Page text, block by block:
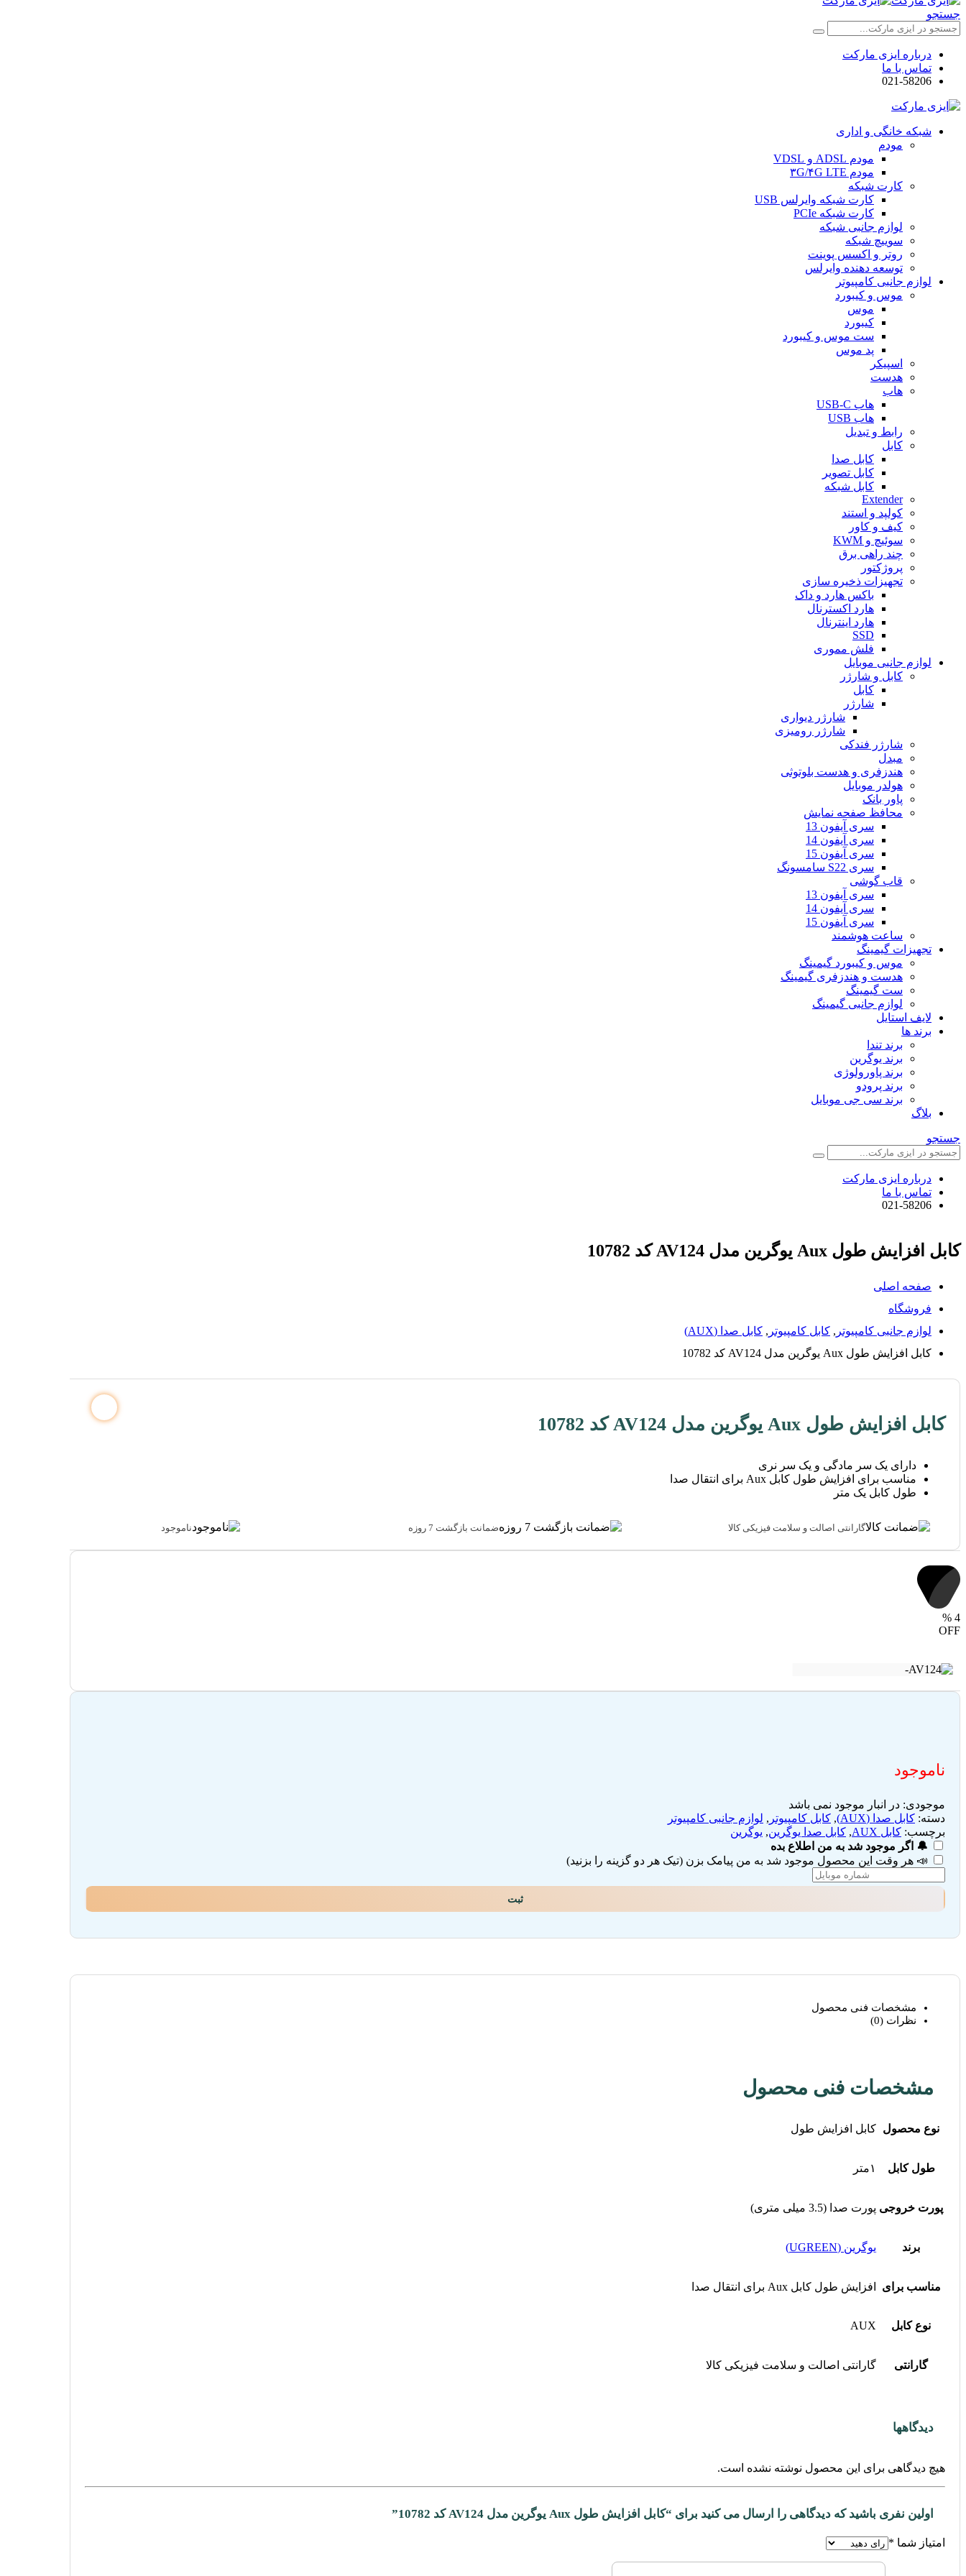
جستجو
درباره ایزی مارکت
تماس با ما
021-58206
شبکه خانگی و اداری
مودم
مودم ADSL و VDSL
مودم ۳G/۴G LTE
کارت شبکه
کارت شبکه وایرلس USB
کارت شبکه PCIe
لوازم جانبی شبکه
سوییچ شبکه
روتر و اکسس پوینت
توسعه دهنده وایرلس
لوازم جانبی کامپیوتر
موس و کیبورد
موس
کیبورد
ست موس و کیبورد
پد موس
اسپیکر
هدست
هاب
هاب USB-C
هاب USB
رابط و تبدیل
کابل
کابل صدا
کابل تصویر
کابل شبکه
Extender
کولپد و استند
کیف و کاور
سوئیچ و KWM
چند راهی برق
پروژکتور
تجهیزات ذخیره سازی
باکس هارد و داک
هارد اکسترنال
هارد اینترنال
SSD
فلش مموری
لوازم جانبی موبایل
کابل و شارژر
کابل
شارژر
شارژر دیواری
شارژر رومیزی
شارژر فندکی
مبدل
هندزفری و هدست بلوتوثی
هولدر موبایل
پاور بانک
محافظ صفحه نمایش
سری آیفون 13
سری آیفون 14
سری آیفون 15
سری S22 سامسونگ
قاب گوشی
سری آیفون 13
سری آیفون 14
سری آیفون 15
ساعت هوشمند
تجهیزات گیمینگ
موس و کیبورد گیمینگ
هدست و هندزفری گیمینگ
ست گیمینگ
لوازم جانبی گیمینگ
لایف استایل
برند ها
برند تندا
برند یوگرین
برند پاورولوژی
برند پرودو
برند سی جی موبایل
بلاگ
جستجو
درباره ایزی مارکت
تماس با ما
021-58206
کابل افزایش طول Aux یوگرین مدل AV124 کد 10782
صفحه اصلی
فروشگاه
لوازم جانبی کامپیوتر , کابل کامپیوتر , کابل صدا (AUX)
کابل افزایش طول Aux یوگرین مدل AV124 کد 10782
کابل افزایش طول Aux یوگرین مدل AV124 کد 10782
دارای یک سر مادگی و یک سر نری
مناسب برای افزایش طول کابل Aux برای انتقال صدا
طول کابل یک متر
گارانتی اصالت و سلامت فیزیکی کالا ضمانت بازگشت 7 روزه ناموجود
4
%
OFF
ناموجود
موجودی: در انبار موجود نمی باشد
دسته: کابل صدا (AUX) , کابل کامپیوتر , لوازم جانبی کامپیوتر
برچسب: کابل AUX , کابل صدا یوگرین, یوگرین
🔔 اگر موجود شد به من اطلاع بده
📣 هر وقت این محصول موجود شد به من پیامک بزن (تیک هر دو گزینه را بزنید)
ثبت
مشخصات فنی محصول
نظرات (0)
مشخصات فنی محصول
نوع محصول کابل افزایش طول
طول کابل ۱متر
پورت خروجی پورت صدا (3.5 میلی متری)
برند یوگرین (UGREEN)
مناسب برای افزایش طول کابل Aux برای انتقال صدا
نوع کابل AUX
گارانتی گارانتی اصالت و سلامت فیزیکی کالا
دیدگاهها
هیچ دیدگاهی برای این محصول نوشته نشده است.
اولین نفری باشید که دیدگاهی را ارسال می کنید برای “کابل افزایش طول Aux یوگرین مدل AV124 کد 10782”
امتیاز شما *